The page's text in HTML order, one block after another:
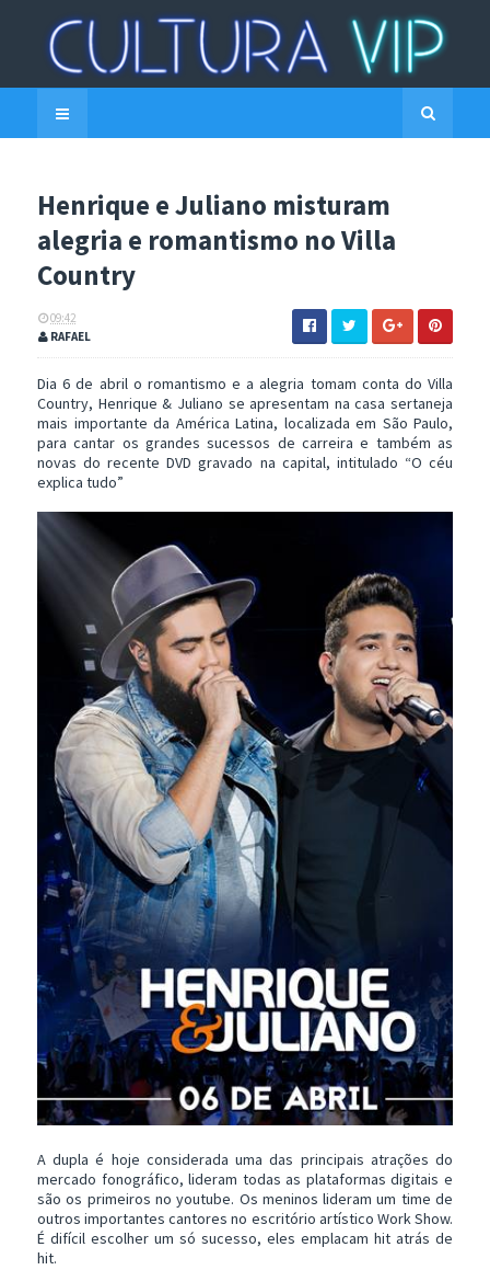
Henrique e Juliano misturam
alegria e romantismo no Villa
Country
09:42
RAFAEL
Dia 6 de abril o romantismo e a alegria tomam conta do Villa
Country, Henrique & Juliano se apresentam na casa sertaneja
mais importante da América Latina, localizada em São Paulo,
para cantar os grandes sucessos de carreira e também as
novas do recente DVD gravado na capital, intitulado “O céu
explica tudo”
A dupla é hoje considerada uma das principais atrações do
mercado fonográfico, lideram todas as plataformas digitais e
são os primeiros no youtube. Os meninos lideram um time de
outros importantes cantores no escritório artístico Work Show.
É difícil escolher um só sucesso, eles emplacam hit atrás de
hit.